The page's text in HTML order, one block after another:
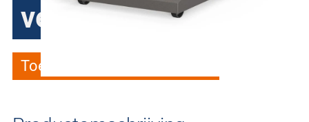
verrijdbaar
Toevoegen aan verlanglijstje